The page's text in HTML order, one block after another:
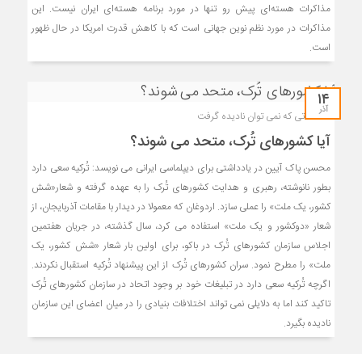
مذاکرات هسته‌ای پیش رو تنها در مورد برنامه هسته‌ای ایران نیست. این
مذاکرات در مورد نظم نوین جهانی است که با کاهش قدرت امریکا در حال ظهور
است.
۱۴
آذر
اختلافاتی که نمی توان نادیده گرفت
آیا کشورهای تُرک، متحد می شوند؟
محسن پاک آیین در یادداشتی برای دیپلماسی ایرانی می نویسد: تُرکیه سعی دارد
بطور نانوشته، رهبری و هدایت کشورهای تُرک را به عهده گرفته و شعار«شش
کشور، یک ملت» را عملی سازد. اردوغان که معمولا در دیدار با مقامات آذربایجان، از
شعار «دوکشور و یک ملت» استفاده می کرد، سال گذشته، در جریان هفتمین
اجلاس سازمان کشورهای تُرک در باکو، برای اولین بار شعار «شش کشور، یک
ملت» را مطرح نمود. سران کشورهای تُرک از این پیشنهاد تُرکیه استقبال نکردند.
اگرچه تُرکیه سعی دارد در تبلیغات خود بر وجود اتحاد در سازمان کشورهای تُرک
تاکید کند اما به دلایلی نمی تواند اختلافات بنیادی را در میان اعضای این سازمان
نادیده بگیرد.